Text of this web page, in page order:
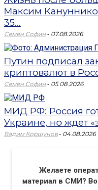
Максим
35...
Семен Софин - 07.08.2026
Путин подписал
криптовалют в
Семен Софин - 05.08.2026
МИД РФ: Россия
Украине, но ждет
Вадим Коршунов - 04.08.2026
Желаете
материал в СМИ?